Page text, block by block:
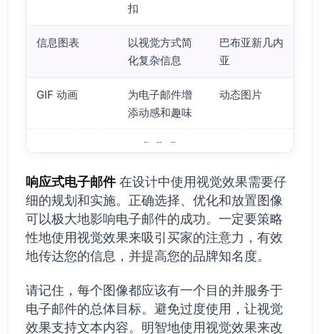
扣
信息图表
以视觉方式简
化复杂信息
巴布亚新几内
亚
GIF 动画
为电子邮件增
添动感和趣味
动态图片
响应式电子邮件在设计中使用视觉效果需要仔
细的规划和实施。正确选择、优化和放置图像
可以极大地影响电子邮件的成功。一定要策略
性地使用视觉效果来吸引买家的注意力，有效
地传达您的信息，并提高您的品牌知名度。
请记住，每个图像都应该有一个目的并服务于
电子邮件的总体目标。避免过度使用，让视觉
效果支持文本内容。明智地使用视觉效果来改